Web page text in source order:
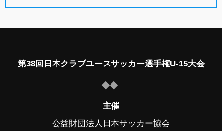
第38回日本クラブユースサッカー選手権U-15大会
主催
公益財団法人日本サッカー協会